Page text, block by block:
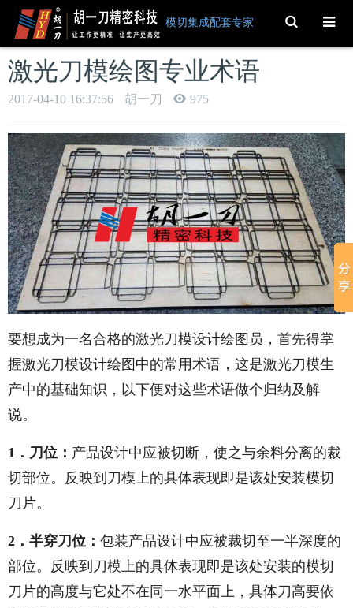
模切集成配套专家 Toggle
Search
激光刀模绘图专业术语
2017-04-10 16:37:56 胡一刀 975
要想成为一名合格的激光刀模设计绘图员，首先得掌
握激光刀模设计绘图中的常用术语，这是激光刀模生
产中的基础知识，以下便对这些术语做个归纳及解
说。
1．刀位： 产品设计中应被切断，使之与余料分离的裁
切部位。反映到刀模上的具体表现即是该处安装模切
刀片。
2．半穿刀位： 包装产品设计中应被裁切至一半深度的
部位。反映到刀模上的具体表现即是该处安装的模切
刀片的高度与它处不在同一水平面上，具体刀高要依